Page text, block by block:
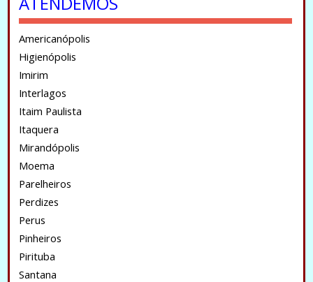
Americanópolis
Higienópolis
Imirim
Interlagos
Itaim Paulista
Itaquera
Mirandópolis
Moema
Parelheiros
Perdizes
Perus
Pinheiros
Pirituba
Santana